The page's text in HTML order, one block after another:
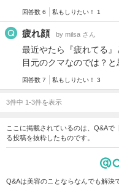
回答数 6 私もしりたい！ 1
疲れ顔 by milsa さん
最近やたら『疲れてる
目元のクマなのでは？と
回答数 7 私もしりたい！ 3
3件中 1-3件を表示
ここに掲載されているのは、Q&A
る投稿を抜粋したものです。
Q&Aは美容のことならなんでも解決